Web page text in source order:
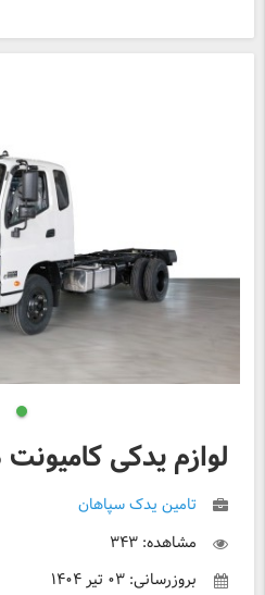
لوازم یدکی
تامین یدک سپاهان
مشاهده: ۳۴۳
بروزرسانی: ۰۳ تیر ۱۴۰۴